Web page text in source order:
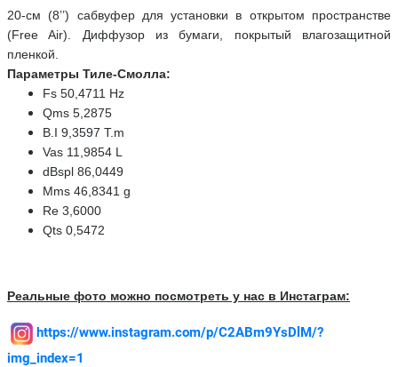
20-см (8’’) сабвуфер для установки в открытом пространстве
(Free Air). Диффузор из бумаги, покрытый влагозащитной
пленкой.
Параметры Тиле-Смолла:
Fs 50,4711 Hz
Qms 5,2875
B.I 9,3597 T.m
Vas 11,9854 L
dBspl 86,0449
Mms 46,8341 g
Re 3,6000
Qts 0,5472
Реальные фото можно посмотреть у нас в Инстаграм:
https://www.instagram.com/p/C2ABm9YsDlM/?
img_index=1